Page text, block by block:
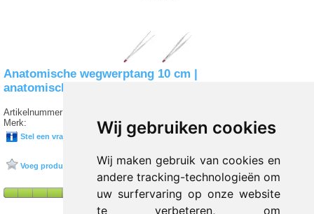
Wij gebruiken cookies
Wij maken gebruik van cookies en
andere tracking-technologieën om
uw surfervaring op onze website
te verbeteren, om
Anatomische wegwerptang 10 cm |
anatomische tang, volgens Semken
Artikelnummer:
Merk:
SERVOPRAX
Stel een vraag over dit product
Voeg product toe aan favorieten